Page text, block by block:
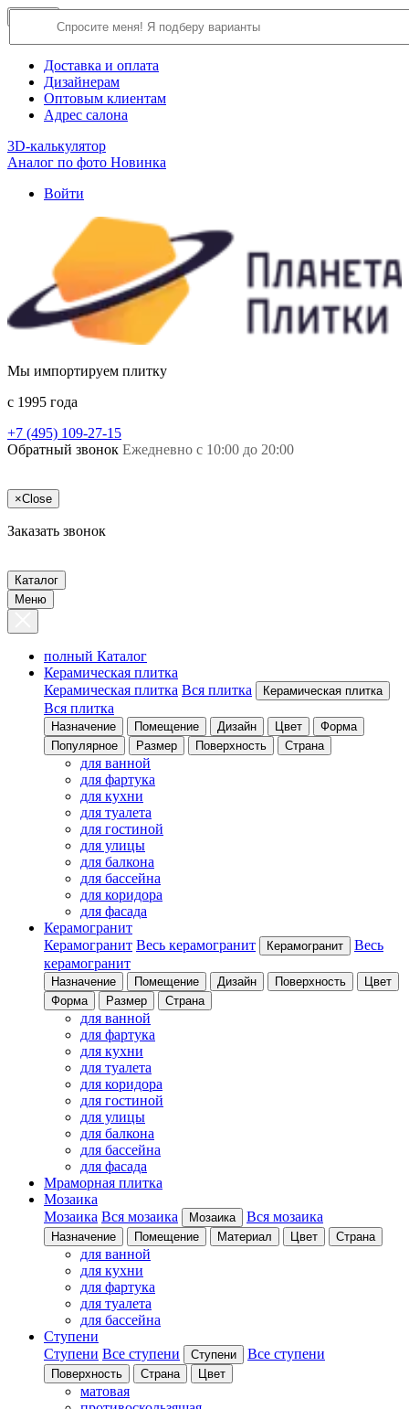
О компании
Доставка и оплата
Дизайнерам
Оптовым клиентам
Адрес салона
3D-калькулятор
Аналог по фото Новинка
Войти
Мы импортируем плитку
c 1995 года
+7 (495) 109-27-15
Обратный звонок Ежедневно с 10:00 до 20:00
×Close
Заказать звонок
Каталог
Меню
полный Каталог
Керамическая плитка
Керамическая плитка Вся плитка Керамическая плитка
Вся плитка
Назначение Помещение Дизайн Цвет
Форма
Популярное
Размер Поверхность Страна
для ванной
для фартука
для кухни
для туалета
для гостиной
для улицы
для балкона
для бассейна
для коридора
для фасада
Керамогранит
Керамогранит Весь керамогранит Керамогранит
Весь
керамогранит
Назначение Помещение Дизайн Поверхность
Цвет
Форма
Размер Страна
для ванной
для фартука
для кухни
для туалета
для коридора
для гостиной
для улицы
для балкона
для бассейна
для фасада
Мраморная плитка
Мозаика
Мозаика Вся мозаика Мозаика Вся мозаика
Назначение Помещение Материал Цвет Страна
для ванной
для кухни
для фартука
для туалета
для бассейна
Ступени
Ступени Все ступени Ступени Все ступени
Поверхность Страна Цвет
матовая